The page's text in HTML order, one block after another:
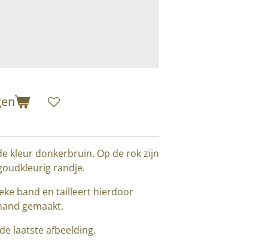
kleur donkerbruin. Op de rok zijn
randje.
band en tailleert hierdoor
gemaakt.
laatste afbeelding.